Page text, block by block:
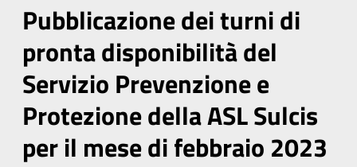
Pubblicazione dei turni di
pronta disponibilità del
Servizio Prevenzione e
Protezione della ASL Sulcis
per il mese di febbraio 2023